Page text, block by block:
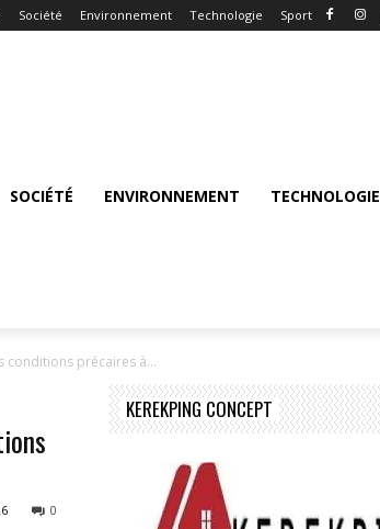
Société Environnement Technologie Sport
SOCIÉTÉ ENVIRONNEMENT TECHNOLOGIE
conditions précaires à...
0
KEREKPING CONCEPT